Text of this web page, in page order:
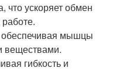
что ускоряет обмен
мышцы
веществами.
гибкость и